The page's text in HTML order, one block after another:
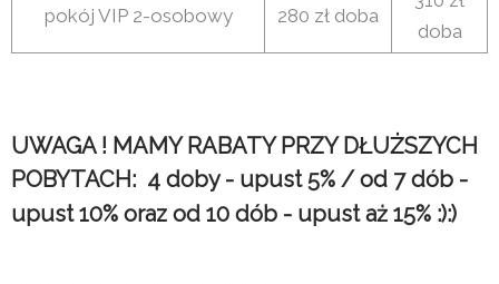
pokój VIP 2-osobowy 280 zł doba
doba
UWAGA ! MAMY RABATY PRZY DŁUŻSZYCH
POBYTACH: 4 doby - upust 5% / od 7 dób -
upust 10% oraz od 10 dób - upust aż 15% :):)